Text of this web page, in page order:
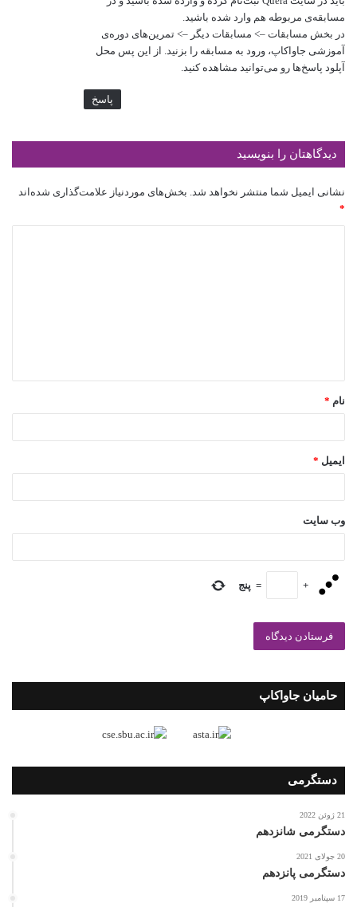
مسابقه‌ی مربوطه هم وارد شده باشید.
در بخش مسابقات –> مسابقات دیگر –> تمرین‌های دوره‌ی
آموزشی جاواکاپ، ورود به مسابقه را بزنید. از این پس محل
آپلود پاسخ‌ها رو می‌توانید مشاهده کنید.
پاسخ
دیدگاهتان را بنویسید
نشانی ایمیل شما منتشر نخواهد شد. بخش‌های موردنیاز علامت‌گذاری شده‌اند
*
نام *
ایمیل *
وب‌ سایت
+
= پنج
حامیان جاواکاپ
دستگرمی
21 ژوئن 2022
دستگرمی شانزدهم
20 جولای 2021
دستگرمی پانزدهم
17 سپتامبر 2019